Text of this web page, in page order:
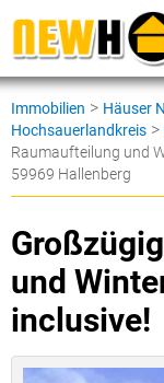
Immobilien > Häuser
Hochsauerlandkreis >
Raumaufteilung und
59969 Hallenberg
und
inclusive!